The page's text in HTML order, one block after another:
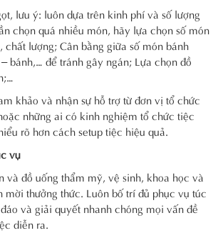
lưu ý: luôn dựa trên kinh phí và số lượng
chọn quá nhiều món, hãy lựa chọn số món
chất lượng; Cân bằng giữa số món bánh
bánh,… để tránh gây ngán; Lựa chọn đồ
khảo và nhận sự hỗ trợ từ đơn vị tổ chức
những ai có kinh nghiệm tổ chức tiệc
rõ hơn cách setup tiệc hiệu quả.
vụ
và đồ uống thẩm mỹ, vệ sinh, khoa học và
mời thưởng thức. Luôn bố trí đủ phục vụ túc
và giải quyết nhanh chóng mọi vấn đề
diễn ra.